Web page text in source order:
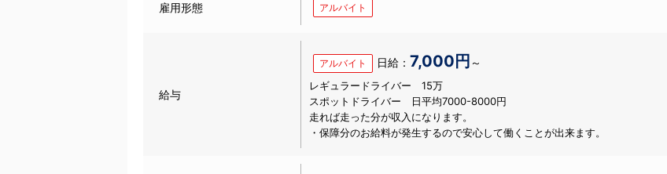
雇用形態 アルバイト
給与
アルバイト 日給： 7,000円 ～
レギュラードライバー 15万
スポットドライバー 日平均7000-8000円
走れば走った分が収入になります。
・保障分のお給料が発生するので安心して働くことが出来ます。